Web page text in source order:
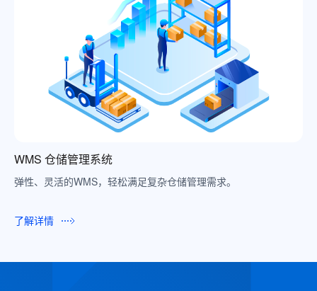
WMS 仓储管理系统
弹性、灵活的WMS，轻松满足复杂仓储管理需求。
了解详情